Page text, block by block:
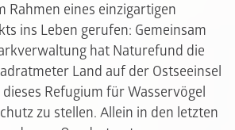
Rahmen eines einzigartigen
ins Leben gerufen: Gemeinsam
hat Naturefund die
Land auf der Ostseeinsel
Refugium für Wasservögel
zu stellen. Allein in den letzten